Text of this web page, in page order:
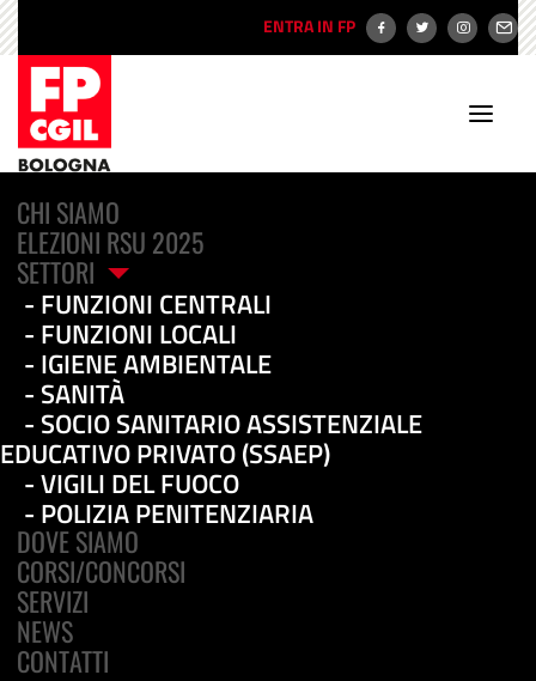
ENTRA IN FP
CHI SIAMO
ELEZIONI RSU 2025
SETTORI
FUNZIONI CENTRALI
FUNZIONI LOCALI
IGIENE AMBIENTALE
SANITÀ
SOCIO SANITARIO ASSISTENZIALE
EDUCATIVO PRIVATO (SSAEP)
VIGILI DEL FUOCO
POLIZIA PENITENZIARIA
DOVE SIAMO
CORSI/CONCORSI
SERVIZI
NEWS
CONTATTI
Elezioni RSU